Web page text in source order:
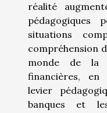
réalité
pédagogiques
situations
compréhension
monde de la
financières, en
levier
banques et